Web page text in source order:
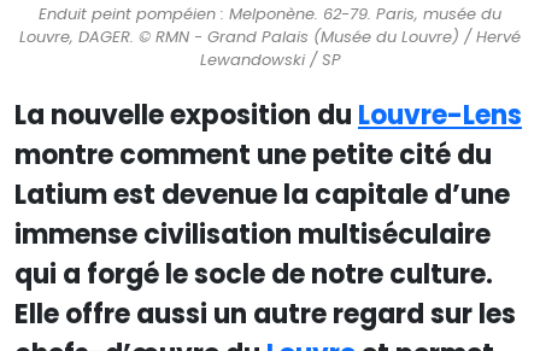
Enduit peint pompéien : Melponène. 62-79. Paris, musée du
Louvre, DAGER. © RMN - Grand Palais (Musée du Louvre) / Hervé
Lewandowski / SP
La nouvelle exposition du Louvre-Lens
montre comment une petite cité du
Latium est devenue la capitale d’une
immense civilisation multiséculaire
qui a forgé le socle de notre culture.
Elle offre aussi un autre regard sur les